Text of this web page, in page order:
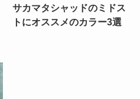
サカマタシャッドのミドス
トにオススメのカラー3選